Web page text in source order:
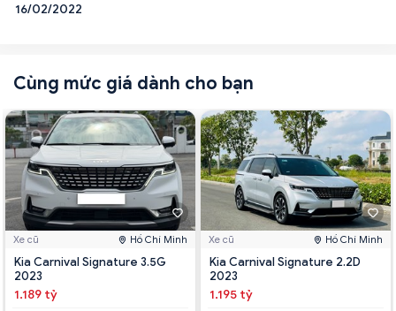
16/02/2022
Cùng mức giá dành cho bạn
Xe cũ Hồ Chí Minh
Kia Carnival Signature 3.5G
2023
1.189 tỷ
Xe cũ Hồ Chí Minh
Kia Carnival Signature 2.2D
2023
1.195 tỷ